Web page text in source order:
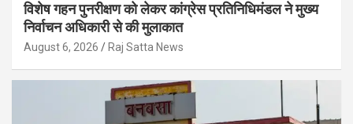
विशेष गहन पुनरीक्षण को लेकर कांग्रेस प्रतिनिधिमंडल ने मुख्य
निर्वाचन अधिकारी से की मुलाकात
August 6, 2026 Raj Satta News